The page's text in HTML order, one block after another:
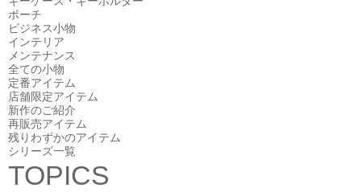
ポーチ
ビジネス小物
インテリア
メンテナンス
全ての小物
定番アイテム
店舗限定アイテム
新作のご紹介
再販売アイテム
残りわずかのアイテム
シリーズ一覧
TOPICS